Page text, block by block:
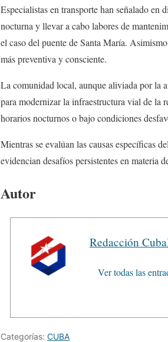
Especialistas en transporte han señalado en
nocturna y llevar a cabo labores de
el caso del puente de Santa María.
más preventiva y consciente.
La comunidad local, aunque aliviada por la
para modernizar la infraestructura vial de la
horarios nocturnos o bajo condiciones
Mientras se evalúan las causas específicas
evidencian desafíos persistentes en materia
Autor
Redacción
Ver todas las
Categorías: CUBA